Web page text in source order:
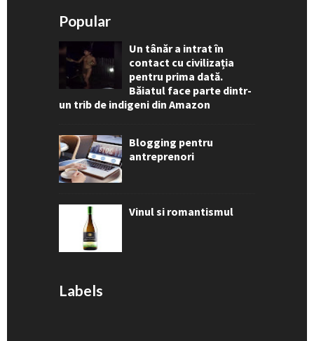
Popular
Un tânăr a intrat în
contact cu civilizația
pentru prima dată.
Băiatul face parte dintr-
un trib de indigeni din Amazon
Blogging pentru
antreprenori
Vinul si romantismul
Labels